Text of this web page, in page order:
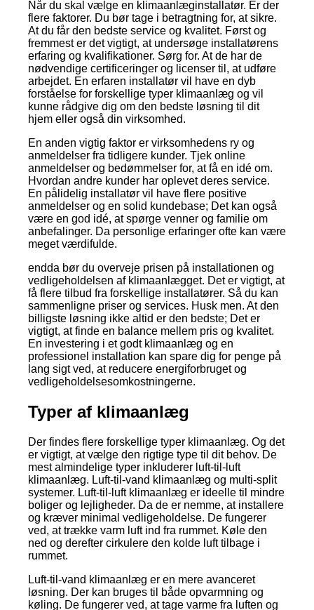
Når du skal vælge en klimaanlæginstallatør. Er der
flere faktorer. Du bør tage i betragtning for, at sikre.
At du får den bedste service og kvalitet. Først og
fremmest er det vigtigt, at undersøge installatørens
erfaring og kvalifikationer. Sørg for. At de har de
nødvendige certificeringer og licenser til, at udføre
arbejdet. En erfaren installatør vil have en dyb
forståelse for forskellige typer klimaanlæg og vil
kunne rådgive dig om den bedste løsning til dit
hjem eller også din virksomhed.
En anden vigtig faktor er virksomhedens ry og
anmeldelser fra tidligere kunder. Tjek online
anmeldelser og bedømmelser for, at få en idé om.
Hvordan andre kunder har oplevet deres service.
En pålidelig installatør vil have flere positive
anmeldelser og en solid kundebase; Det kan også
være en god idé, at spørge venner og familie om
anbefalinger. Da personlige erfaringer ofte kan være
meget værdifulde.
endda bør du overveje prisen på installationen og
vedligeholdelsen af klimaanlægget. Det er vigtigt, at
få flere tilbud fra forskellige installatører. Så du kan
sammenligne priser og services. Husk men. At den
billigste løsning ikke altid er den bedste; Det er
vigtigt, at finde en balance mellem pris og kvalitet.
En investering i et godt klimaanlæg og en
professionel installation kan spare dig for penge på
lang sigt ved, at reducere energiforbruget og
vedligeholdelsesomkostningerne.
Typer af klimaanlæg
Der findes flere forskellige typer klimaanlæg. Og det
er vigtigt, at vælge den rigtige type til dit behov. De
mest almindelige typer inkluderer luft-til-luft
klimaanlæg. Luft-til-vand klimaanlæg og multi-split
systemer. Luft-til-luft klimaanlæg er ideelle til mindre
boliger og lejligheder. Da de er nemme, at installere
og kræver minimal vedligeholdelse. De fungerer
ved, at trække varm luft ind fra rummet. Køle den
ned og derefter cirkulere den kolde luft tilbage i
rummet.
Luft-til-vand klimaanlæg er en mere avanceret
løsning. Der kan bruges til både opvarmning og
køling. De fungerer ved, at tage varme fra luften og